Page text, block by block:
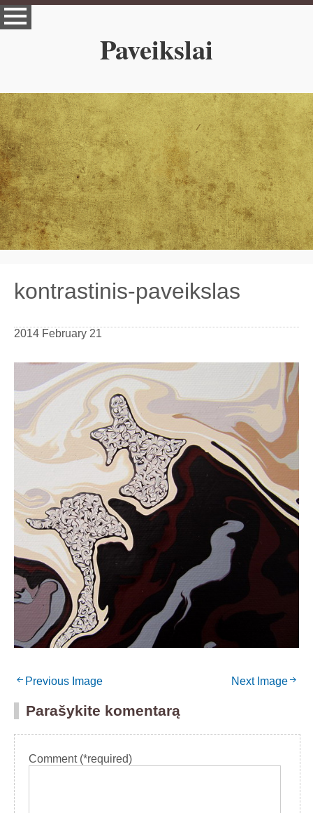
Paveikslai
kontrastinis-paveikslas
2014 February 21
Next Image
Previous Image
Parašykite komentarą
Comment (*required)